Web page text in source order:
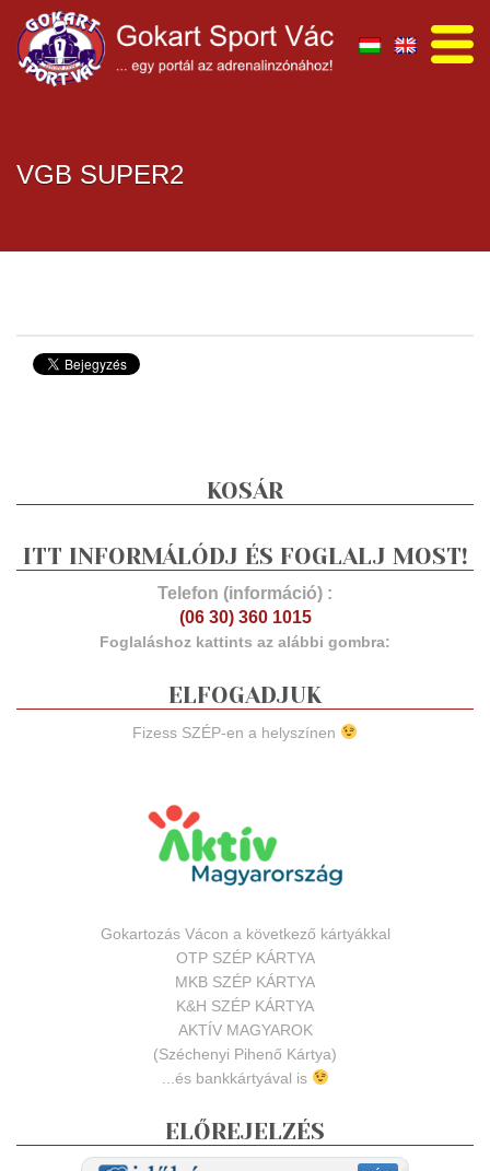
VGB SUPER2
KOSÁR
ITT INFORMÁLÓDJ ÉS FOGLALJ MOST!
Telefon (információ) :
(06 30) 360 1015
Foglaláshoz kattints az alábbi gombra:
ELFOGADJUK
Fizess SZÉP-en a helyszínen
Gokartozás Vácon a következő kártyákkal
OTP SZÉP KÁRTYA
MKB SZÉP KÁRTYA
K&H SZÉP KÁRTYA
AKTÍV MAGYAROK
(Széchenyi Pihenő Kártya)
...és bankkártyával is
ELŐREJELZÉS